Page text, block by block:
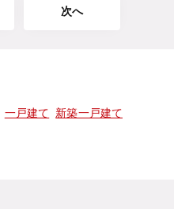
次へ
一戸建て 新築一戸建て